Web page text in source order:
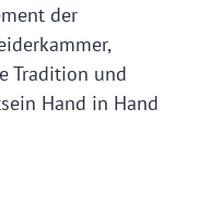
der
Tradition und
Hand in Hand